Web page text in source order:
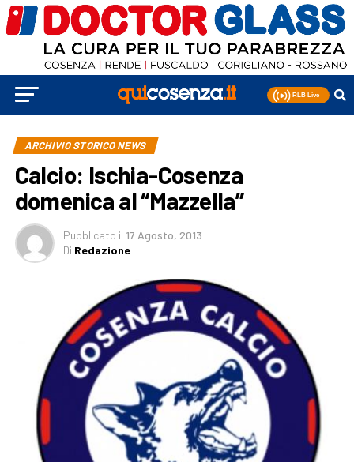
ARCHIVIO STORICO NEWS
Calcio: Ischia-Cosenza
domenica al “Mazzella”
Pubblicato il 17 Agosto, 2013
Di Redazione